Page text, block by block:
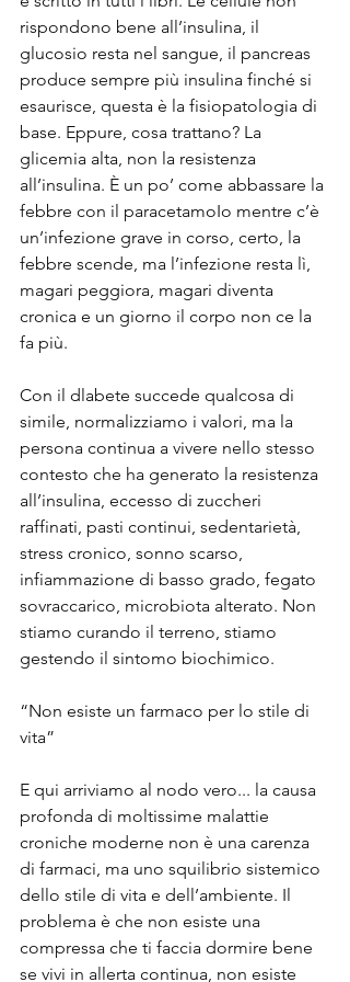
rispondono bene all’insulina, il
glucosio resta nel sangue, il pancreas
produce sempre più insulina finché si
esaurisce, questa è la fisiopatologia di
base. Eppure, cosa trattano? La
glicemia alta, non la resistenza
all’insulina. È un po’ come abbassare la
febbre con il paracetamoIo mentre c’è
un’infezione grave in corso, certo, la
febbre scende, ma l’infezione resta lì,
magari peggiora, magari diventa
cronica e un giorno il corpo non ce la
fa più.
Con il dlabete succede qualcosa di
simile, normalizziamo i valori, ma la
persona continua a vivere nello stesso
contesto che ha generato la resistenza
all’insulina, eccesso di zuccheri
raffinati, pasti continui, sedentarietà,
stress cronico, sonno scarso,
infiammazione di basso grado, fegato
sovraccarico, microbiota alterato. Non
stiamo curando il terreno, stiamo
gestendo il sintomo biochimico.
“Non esiste un farmaco per lo stile di
vita”
E qui arriviamo al nodo vero... la causa
profonda di moltissime malattie
croniche moderne non è una carenza
di farmaci, ma uno squilibrio sistemico
dello stile di vita e dell’ambiente. Il
problema è che non esiste una
compressa che ti faccia dormire bene
se vivi in allerta continua, non esiste